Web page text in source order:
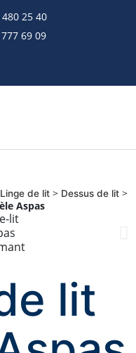
25 40
69 09
Linge de lit> Dessus de lit>
Aspas
lit